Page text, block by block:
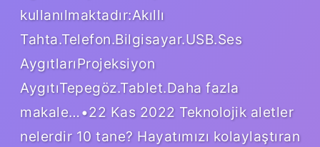
kullanılmaktadır:Akıllı
Tahta.Telefon.Bilgisayar.USB.Ses
AygıtlarıProjeksiyon
AygıtıTepegöz.Tablet.Daha fazla
makale…•22 Kas 2022 Teknolojik aletler
nelerdir 10 tane? Hayatımızı kolaylaştıran